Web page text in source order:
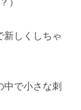
しくしちゃ
中で小さな刺